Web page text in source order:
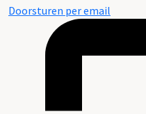
Doorsturen per email